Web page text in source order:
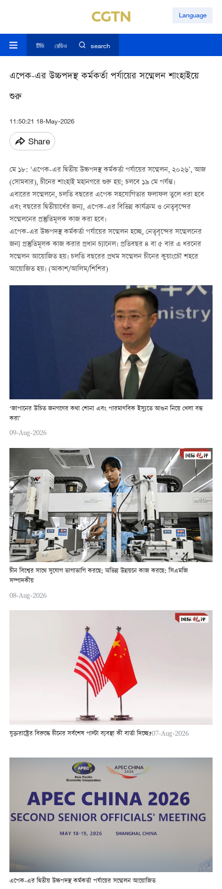
Language
টিভি রেডিও search
এপেক-এর উচ্চপদস্থ কর্মকর্তা পর্যায়ের সম্মেলন শাংহাইয়ে
শুরু
11:50:21 18-May-2026
Share
মে ১৮: ‘এপেক-এর দ্বিতীয় উচ্চপদস্থ কর্মকর্তা পর্যায়ের সম্মেলন, ২০২৬’, আজ
(সোমবার), চীনের শাংহাই মহানগরে শুরু হয়; চলবে ১৯ মে পর্যন্ত।
এবারের সম্মেলনে, চলতি বছরের এপেক সহযোগিতার ফলাফল তুলে ধরা হবে
এবং বছরের দ্বিতীয়ার্ধের জন্য, এপেক-এর বিভিন্ন কার্যক্রম ও নেতৃবৃন্দের
সম্মেলনের প্রস্তুতিমূলক কাজ করা হবে।
এপেক-এর উচ্চপদস্থ কর্মকর্তা পর্যায়ের সম্মেলন হচ্ছে, নেতৃবৃন্দের সম্মেলনের
জন্য প্রস্তুতিমূলক কাজ করার প্রধান চ্যানেল। প্রতিবছর ৪ বা ৫ বার এ ধরনের
সম্মেলন আয়োজিত হয়। চলতি বছরের প্রথম সম্মেলন চীনের কুয়াংচৌ শহরে
আয়োজিত হয়। (আকাশ/আলিম/শিশির)
‘জাপানের উচিত জনগণের কথা শোনা এবং পারমাণবিক ইস্যুতে আগুন নিয়ে খেলা বন্ধ
করা’
09-Aug-2026
চীন বিশ্বের সাথে সুযোগ ভাগাভাগি করছে; অভিন্ন উন্নয়নে কাজ করছে: সিএমজি
সম্পাদকীয়
08-Aug-2026
যুক্তরাষ্ট্রের বিরুদ্ধে চীনের সর্বশেষ পাল্টা ব্যবস্থা কী বার্তা দিচ্ছে?07-Aug-2026
এপেক-এর দ্বিতীয় উচ্চপদস্থ কর্মকর্তা পর্যায়ের সম্মেলন আয়োজিত